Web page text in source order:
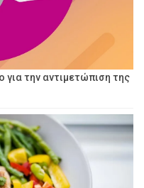
την αντιμετώπιση της